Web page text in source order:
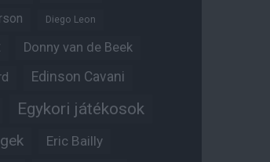
Diego Leon
Donny van de Beek
Edinson Cavani
Egykori játékosok
Eric Bailly